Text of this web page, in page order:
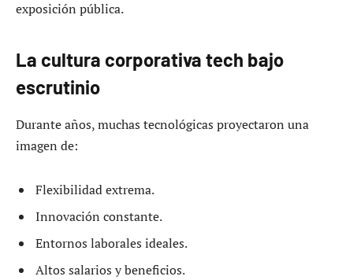
exposición pública.
La cultura corporativa tech bajo
escrutinio
Durante años, muchas tecnológicas proyectaron una
imagen de:
Flexibilidad extrema.
Innovación constante.
Entornos laborales ideales.
Altos salarios y beneficios.